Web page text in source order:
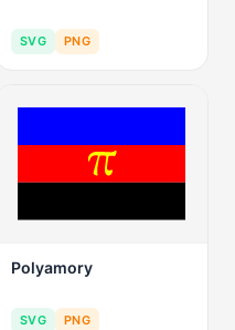
SVG PNG
Polyamory
SVG PNG